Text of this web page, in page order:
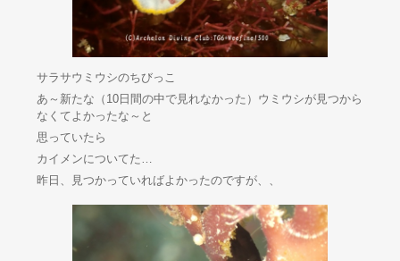
サラサウミウシのちびっこ
あ～新たな（10日間の中で見れなかった）ウミウシが見つから
なくてよかったな～と
思っていたら
カイメンについてた…
昨日、見つかっていればよかったのですが、、